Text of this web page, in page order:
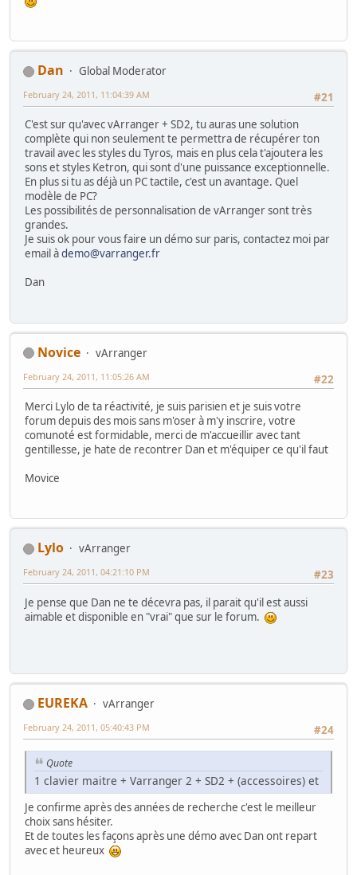
Dan
Global Moderator
#21
February 24, 2011, 11:04:39 AM
C'est sur qu'avec vArranger + SD2, tu auras une solution
complète qui non seulement te permettra de récupérer ton
travail avec les styles du Tyros, mais en plus cela t'ajoutera les
sons et styles Ketron, qui sont d'une puissance exceptionnelle.
En plus si tu as déjà un PC tactile, c'est un avantage. Quel
modèle de PC?
Les possibilités de personnalisation de vArranger sont très
grandes.
Je suis ok pour vous faire un démo sur paris, contactez moi par
email àdemo@varranger.fr
Dan
Novice
vArranger
#22
February 24, 2011, 11:05:26 AM
Merci Lylo de ta réactivité, je suis parisien et je suis votre
forum depuis des mois sans m'oser à m'y inscrire, votre
comunoté est formidable, merci de m'accueillir avec tant
gentillesse, je hate de recontrer Dan et m'équiper ce qu'il faut
Movice
Lylo
vArranger
#23
February 24, 2011, 04:21:10 PM
Je pense que Dan ne te décevra pas, il parait qu'il est aussi
aimable et disponible en "vrai" que sur le forum.
EUREKA
vArranger
#24
February 24, 2011, 05:40:43 PM
Quote
1 clavier maitre + Varranger 2 + SD2 + (accessoires) et
Je confirme après des années de recherche c'est le meilleur
choix sans hésiter.
Et de toutes les façons après une démo avec Dan ont repart
avec et heureux